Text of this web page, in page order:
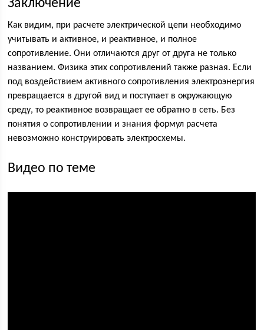
Заключение
Как видим, при расчете электрической цепи необходимо
учитывать и активное, и реактивное, и полное
сопротивление. Они отличаются друг от друга не только
названием. Физика этих сопротивлений также разная. Если
под воздействием активного сопротивления электроэнергия
превращается в другой вид и поступает в окружающую
среду, то реактивное возвращает ее обратно в сеть. Без
понятия о сопротивлении и знания формул расчета
невозможно конструировать электросхемы.
Видео по теме